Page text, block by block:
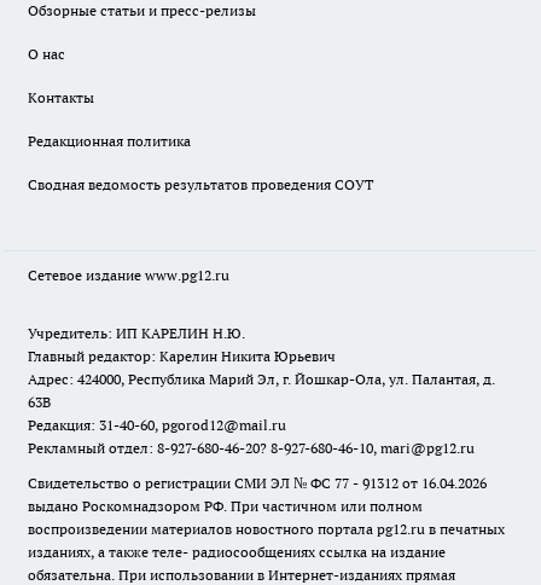
Обзорные статьи и пресс-релизы
О нас
Контакты
Редакционная политика
Сводная ведомость результатов проведения СОУТ
Сетевое издание www.pg12.ru
Учредитель: ИП КАРЕЛИН Н.Ю.
Главный редактор: Карелин Никита Юрьевич
Адрес: 424000, Республика Марий Эл, г. Йошкар-Ола, ул. Палантая, д.
63В
Редакция: 31-40-60, pgorod12@mail.ru
Рекламный отдел: 8-927-680-46-20? 8-927-680-46-10, mari@pg12.ru
Свидетельство о регистрации СМИ ЭЛ № ФС 77 - 91312 от 16.04.2026
выдано Роскомнадзором РФ. При частичном или полном
воспроизведении материалов новостного портала pg12.ru в печатных
изданиях, а также теле- радиосообщениях ссылка на издание
обязательна. При использовании в Интернет-изданиях прямая